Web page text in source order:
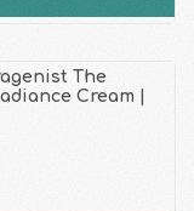
The
Cream |